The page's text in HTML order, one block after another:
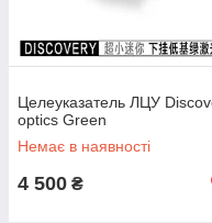
Целеуказатель ЛЦУ
optics Green
Немає в наявності
4 500 ₴